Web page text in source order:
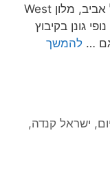
את מלונותיה, ביניהם: מלון West תל אביב, מלון West
גונן בקיבוץ
… להמשך
, ישראל קנדה,